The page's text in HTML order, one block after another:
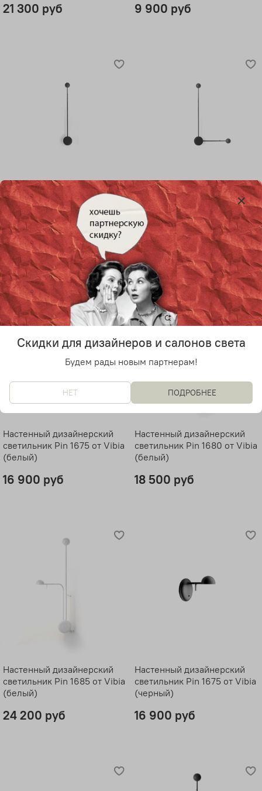
21 300 руб 9 900 руб
Настенный дизайнерский
светильник Pin 1692 от Vibia
(черный)
15 600 руб
Настенный дизайнерский
светильник Pin 1694 от Vibia
(черный)
21 300 руб
Настенный дизайнерский
светильник Pin 1675 от Vibia
(белый)
16 900 руб
Настенный дизайнерский
светильник Pin 1680 от Vibia
(белый)
18 500 руб
Настенный дизайнерский
светильник Pin 1685 от Vibia
(белый)
24 200 руб
Настенный дизайнерский
светильник Pin 1675 от Vibia
(черный)
16 900 руб
Скидки для дизайнеров и салонов света
Будем рады новым партнерам!
НЕТ ПОДРОБНЕЕ